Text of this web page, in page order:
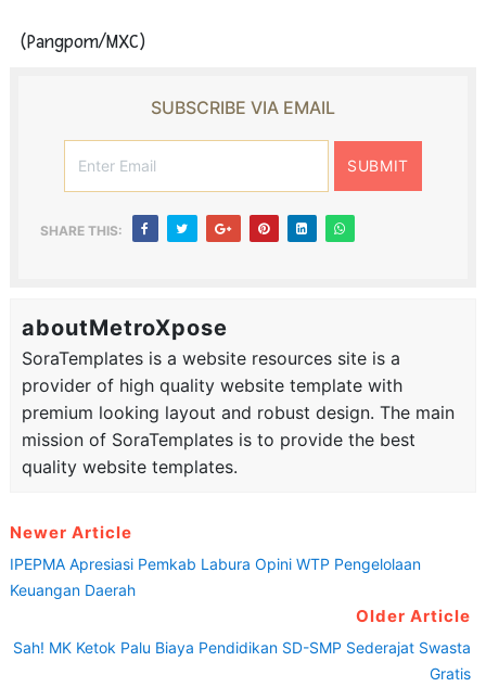
(Pangpom/MXC)
SUBSCRIBE VIA EMAIL
SHARE THIS:
aboutMetroXpose
SoraTemplates is a website resources site is a
provider of high quality website template with
premium looking layout and robust design. The main
mission of SoraTemplates is to provide the best
quality website templates.
Newer Article
IPEPMA Apresiasi Pemkab Labura Opini WTP Pengelolaan
Keuangan Daerah
Older Article
Sah! MK Ketok Palu Biaya Pendidikan SD-SMP Sederajat Swasta
Gratis